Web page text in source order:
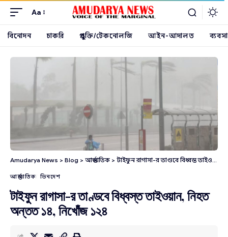
Aa
বিনোদন চাকরি প্রযুক্তি/টেকনোলজি আইন-আদালত ব্যবসা
Amudarya News > Blog > আন্তর্জাতিক > টাইফুন রাগাসা-র তাণ্ডবে বিধ্বস্ত তাইওয়ান, নিহত অন্তত ১৪, নিখোঁজ ১২৪
আন্তর্জাতিক ভিনদেশ
টাইফুন রাগাসা-র তাণ্ডবে বিধ্বস্ত তাইওয়ান, নিহত
অন্তত ১৪, নিখোঁজ ১২৪